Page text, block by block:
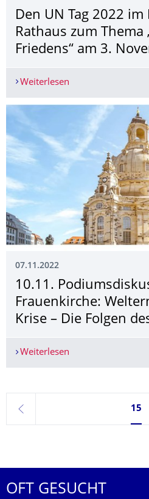
Den UN Tag 2022
Rathaus zum Thema
Friedens“ am 3.
Weiterlesen
07.11.2022
10.11.
Frauenkirche:
Krise – Die Folgen
Weiterlesen
zurück
15
OFT GESUCHT